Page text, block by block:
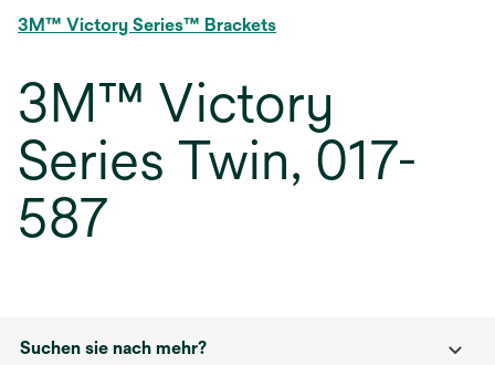
3M™ Victory Series™ Brackets
3M™ Victory
Series Twin, 017-
587
Suchen sie nach mehr?